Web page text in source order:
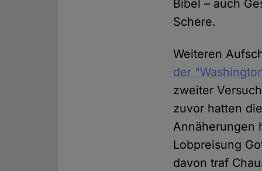
Bibel – auch
Schere.
Weiteren
der
zweiter
zuvor hatten
Annäherungen
Lobpreisung
davon traf